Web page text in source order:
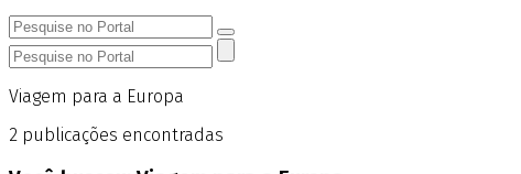
Viagem para a Europa
2 publicações encontradas